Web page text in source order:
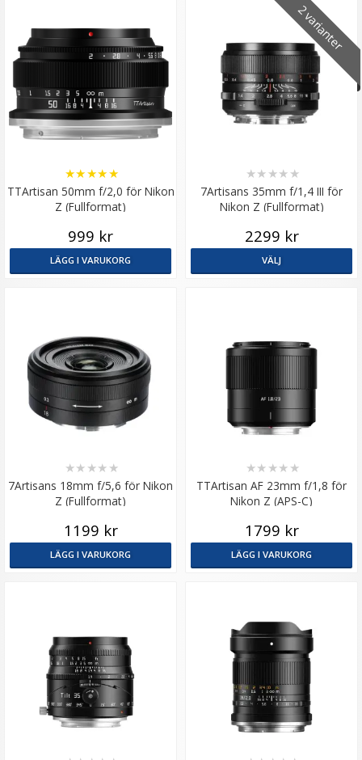
TTArtisan 50mm f/2,0 för Nikon
Z (Fullformat)
★★★★★
999 kr
LÄGG I VARUKORG
2 varianter
7Artisans 35mm f/1,4 III för
Nikon Z (Fullformat)
★★ ★★ ★
2299 kr
VÄLJ
7Artisans 18mm f/5,6 för Nikon
Z (Fullformat)
★★ ★★ ★
1199 kr
LÄGG I VARUKORG
TTArtisan AF 23mm f/1,8 för
Nikon Z (APS-C)
★★ ★★ ★
1799 kr
LÄGG I VARUKORG